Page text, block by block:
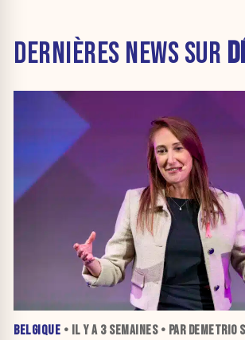
DERNIÈRES NEWS SUR
BELGIQUE • IL Y A 3 SEMAINES• PAR DEMETRIO